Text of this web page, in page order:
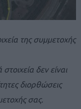
της συμμετοχής
δεν είναι
διορθώσεις
σας.